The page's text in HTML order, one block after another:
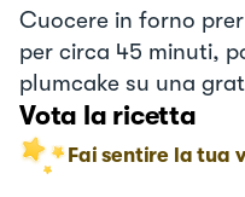
Cuocere in forno
per circa 45 minuti,
plumcake su una
Vota la ricetta
Fai sentire la tua